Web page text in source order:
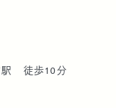
徒歩10分